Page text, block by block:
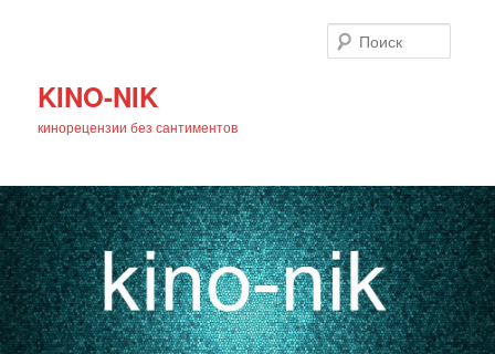
KINO-NIK
кинорецензии без сантиментов